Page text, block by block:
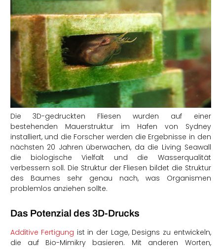
Die 3D-gedruckten Fliesen wurden auf einer
bestehenden Mauerstruktur im Hafen von Sydney
installiert, und die Forscher werden die Ergebnisse in den
nächsten 20 Jahren überwachen, da die Living Seawall
die biologische Vielfalt und die Wasserqualität
verbessern soll. Die Struktur der Fliesen bildet die Struktur
des Baumes sehr genau nach, was Organismen
problemlos anziehen sollte.
Das Potenzial des 3D-Drucks
Additive Fertigung ist in der Lage, Designs zu entwickeln,
die auf Bio-Mimikry basieren. Mit anderen Worten,